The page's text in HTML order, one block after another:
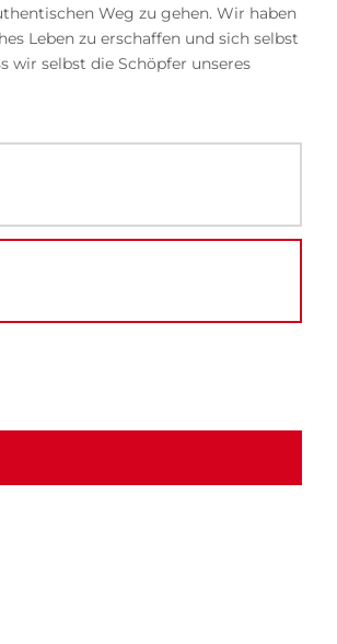
Weg zu gehen. Wir haben
Leben zu erschaffen und sich selbst
wir selbst die Schöpfer unseres